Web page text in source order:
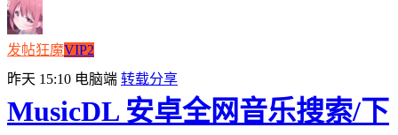
发帖狂魔VIP2
昨天 15:10 电脑端 转载分享
MusicDL 安卓全网音乐搜索/下